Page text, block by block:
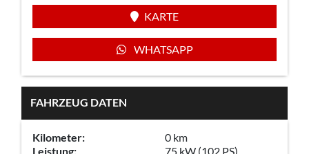
KARTE
WHATSAPP
FAHRZEUG DATEN
Kilometer:
0 km
Leistung:
75 kW (102 PS)